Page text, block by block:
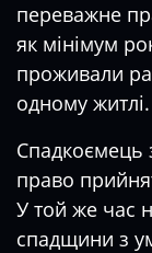
переважне
як мінімум
проживали
одному житлі.
Спадкоємець
право
У той же час
спадщини з